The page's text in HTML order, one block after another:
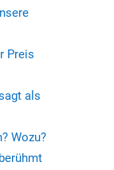
Preis
als
Wozu?